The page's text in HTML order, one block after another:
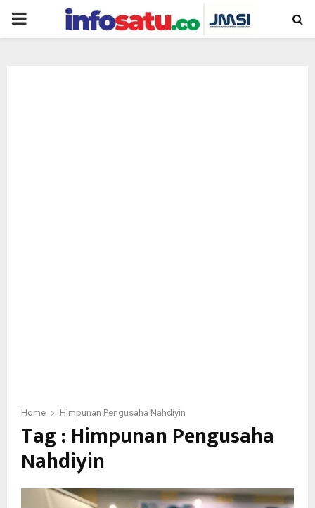
PRIMARY
Home Himpunan Pengusaha Nahdiyin
Tag : Himpunan Pengusaha
Nahdiyin